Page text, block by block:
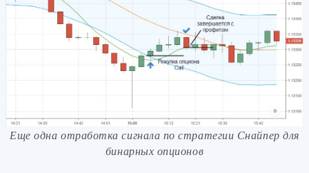
Еще одна отработка сигнала по стратегии Снайпер для
бинарных опционов